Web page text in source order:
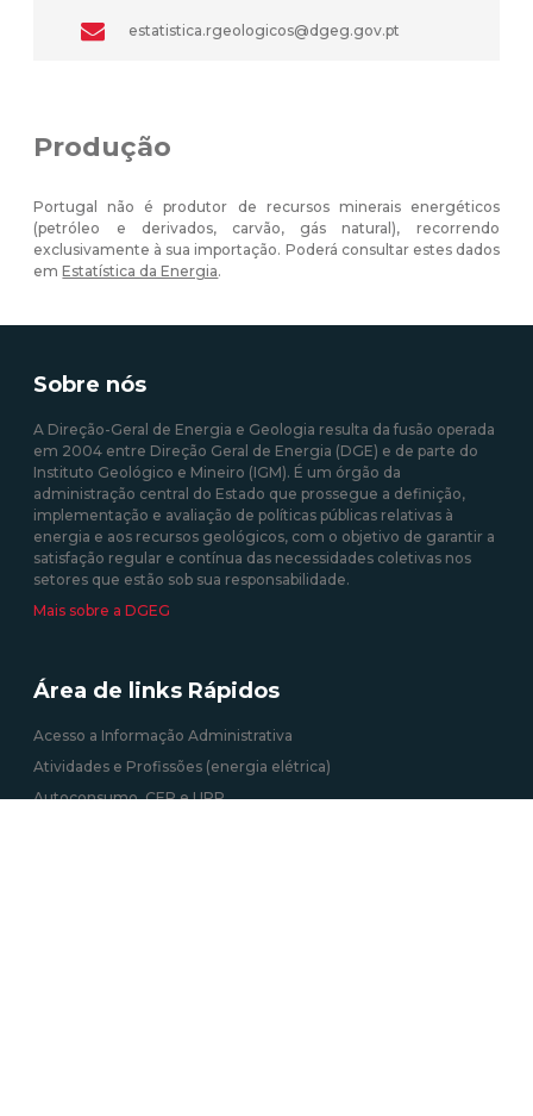
estatistica.rgeologicos@dgeg.gov.pt
Produção
Portugal não é produtor de recursos minerais energéticos
(petróleo e derivados, carvão, gás natural), recorrendo
exclusivamente à sua importação. Poderá consultar estes dados
emEstatística da Energia.
Sobre nós
A Direção-Geral de Energia e Geologia resulta da fusão operada
em 2004 entre Direção Geral de Energia (DGE) e de parte do
Instituto Geológico e Mineiro (IGM). É um órgão da
administração central do Estado que prossegue a definição,
implementação e avaliação de políticas públicas relativas à
energia e aos recursos geológicos, com o objetivo de garantir a
satisfação regular e contínua das necessidades coletivas nos
setores que estão sob sua responsabilidade.
Mais sobre a DGEG
Área de links Rápidos
Acesso a Informação Administrativa
Atividades e Profissões (energia elétrica)
Autoconsumo, CER e UPP